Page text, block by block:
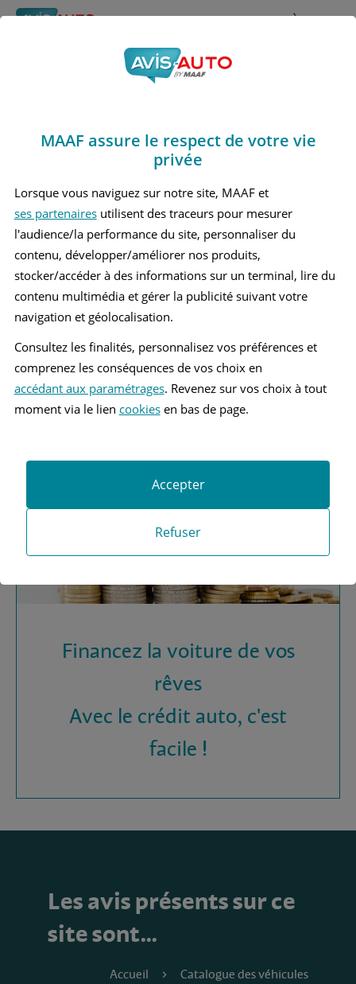
Rechercher À propos
Obtenir un devis d'assurance auto MAAF
Avis Skoda Karoq
SKODA KAROQ 1 MOYEN SUV
Vous recherchez une
assurance automobile ?
Obtenez vos devis MAAF
Financez la voiture de vos
rêves
Avec le crédit auto, c'est
facile !
Les avis présents sur ce
site sont…
Accueil Catalogue des véhicules
MAAF assure le respect de votre vie
privée
Lorsque vous naviguez sur notre site, MAAF et
ses partenairesutilisent des traceurs pour mesurer
l'audience/la performance du site, personnaliser du
contenu, développer/améliorer nos produits,
stocker/accéder à des informations sur un terminal, lire du
contenu multimédia et gérer la publicité suivant votre
navigation et géolocalisation.
Consultez les finalités, personnalisez vos préférences et
comprenez les conséquences de vos choix en
accédant aux paramétrages. Revenez sur vos choix à tout
moment via le lien cookiesen bas de page.
Refuser
Accepter